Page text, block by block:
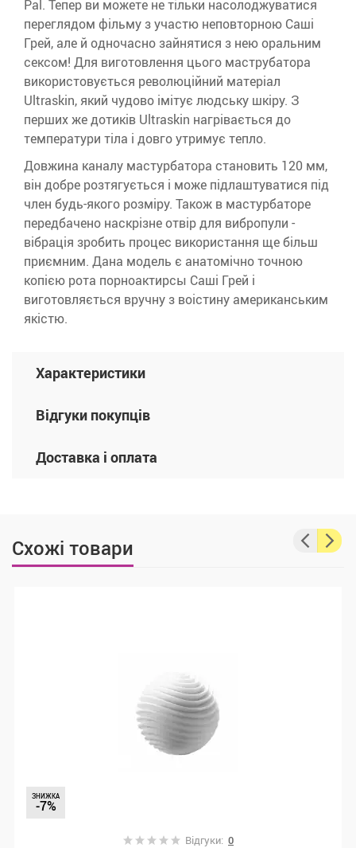
Pal. Тепер ви можете не тільки насолоджуватися
переглядом фільму з участю неповторною Саші
Грей, але й одночасно зайнятися з нею оральним
сексом! Для виготовлення цього маструбатора
використовується революційний матеріал
Ultraskin, який чудово імітує людську шкіру. З
перших же дотиків Ultraskin нагрівається до
температури тіла і довго утримує тепло.
Довжина каналу мастурбатора становить 120 мм,
він добре розтягується і може підлаштуватися під
член будь-якого розміру. Також в мастурбаторе
передбачено наскрізне отвір для вибропули -
вібрація зробить процес використання ще більш
приємним. Дана модель є анатомічно точною
копією рота порноактирсы Саші Грей і
виготовляється вручну з воістину американським
якістю.
Характеристики
Відгуки покупців
Доставка і оплата
Схожі товари
ЗНИЖКА
-7%
Відгуки: 0